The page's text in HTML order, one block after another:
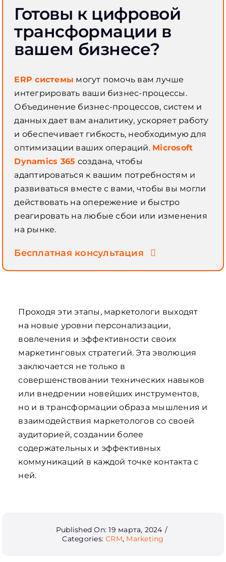
Готовы к цифровой
трансформации в
вашем бизнесе?
ERP системы могут помочь вам лучше
интегрировать ваши бизнес-процессы.
Объединение бизнес-процессов, систем и
данных дает вам аналитику, ускоряет работу
и обеспечивает гибкость, необходимую для
оптимизации ваших операций. Microsoft
Dynamics 365 создана, чтобы
адаптироваться к вашим потребностям и
развиваться вместе с вами, чтобы вы могли
действовать на опережение и быстро
реагировать на любые сбои или изменения
на рынке.
Бесплатная консультация
Проходя эти этапы, маркетологи выходят
на новые уровни персонализации,
вовлечения и эффективности своих
маркетинговых стратегий. Эта эволюция
заключается не только в
совершенствовании технических навыков
или внедрении новейших инструментов,
но и в трансформации образа мышления и
взаимодействия маркетологов со своей
аудиторией, создании более
содержательных и эффективных
коммуникаций в каждой точке контакта с
ней.
Published On: 19 марта, 2024 /
Categories:CRM, Marketing